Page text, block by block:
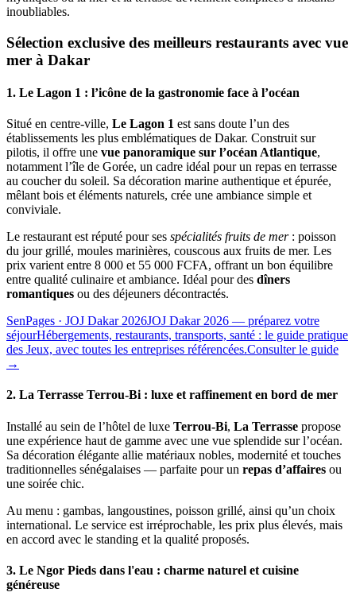
inoubliables.
Sélection exclusive des meilleurs restaurants avec vue
mer à Dakar
1. Le Lagon 1 : l’icône de la gastronomie face à l’océan
Situé en centre-ville, Le Lagon 1 est sans doute l’un des
établissements les plus emblématiques de Dakar. Construit sur
pilotis, il offre une vue panoramique sur l’océan Atlantique,
notamment l’île de Gorée, un cadre idéal pour un repas en terrasse
au coucher du soleil. Sa décoration marine authentique et épurée,
mêlant bois et éléments naturels, crée une ambiance simple et
conviviale.
Le restaurant est réputé pour ses spécialités fruits de mer: poisson
du jour grillé, moules marinières, couscous aux fruits de mer. Les
prix varient entre 8 000 et 55 000 FCFA, offrant un bon équilibre
entre qualité culinaire et ambiance. Idéal pour des dîners
romantiques ou des déjeuners décontractés.
SenPages · JOJ Dakar 2026JOJ Dakar 2026 — préparez votre
séjourHébergements, restaurants, transports, santé : le guide pratique
des Jeux, avec toutes les entreprises référencées.Consulter le guide
→
2. La Terrasse Terrou-Bi : luxe et raffinement en bord de mer
Installé au sein de l’hôtel de luxe Terrou-Bi, La Terrasse propose
une expérience haut de gamme avec une vue splendide sur l’océan.
Sa décoration élégante allie matériaux nobles, modernité et touches
traditionnelles sénégalaises — parfaite pour un repas d’affaires ou
une soirée chic.
Au menu : gambas, langoustines, poisson grillé, ainsi qu’un choix
international. Le service est irréprochable, les prix plus élevés, mais
en accord avec le standing et la qualité proposés.
3. Le Ngor Pieds dans l'eau : charme naturel et cuisine
généreuse